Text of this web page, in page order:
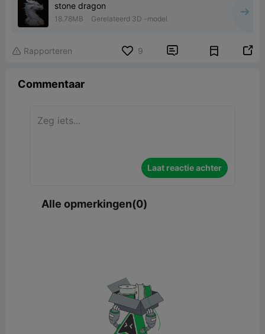
stone dragon
18.78MB Gerelateerd 3D -model
 Rapporteren 9  
Commentaar
Laat reactie achter
Alle opmerkingen(0)